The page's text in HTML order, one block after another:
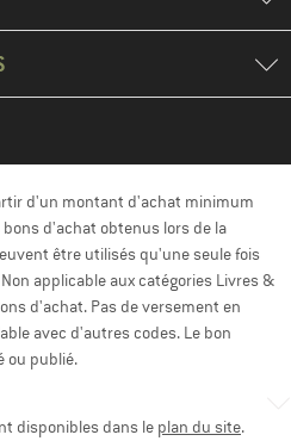
d'un montant d'achat minimum
d'achat obtenus lors de la
être utilisés qu'une seule fois
applicable aux catégories Livres &
d'achat. Pas de versement en
avec d'autres codes. Le bon
ou publié.
disponibles dans le plan du site.